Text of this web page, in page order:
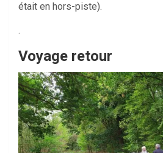
était en hors-piste).
.
Voyage retour